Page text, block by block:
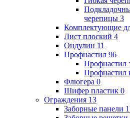
черепицы 3
Комплектующие
Лист плоский 4
Ондулин 11
Профнастил 96
Профнастил
Профнастил
Флюгера 0
Шифер пластик 0
Ограждения 13
Заборные панели